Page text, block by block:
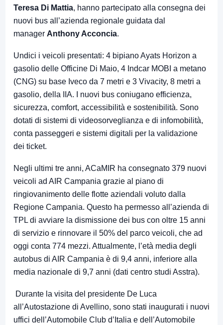
Teresa Di Mattia, hanno partecipato alla consegna dei
nuovi bus all’azienda regionale guidata dal
manager Anthony Acconcia.
Undici i veicoli presentati: 4 bipiano Ayats Horizon a
gasolio delle Officine Di Maio, 4 Indcar MOBI a metano
(CNG) su base Iveco da 7 metri e 3 Vivacity, 8 metri a
gasolio, della IIA. I nuovi bus coniugano efficienza,
sicurezza, comfort, accessibilità e sostenibilità. Sono
dotati di sistemi di videosorveglianza e di infomobilità,
conta passeggeri e sistemi digitali per la validazione
dei ticket.
Negli ultimi tre anni, ACaMIR ha consegnato 379 nuovi
veicoli ad AIR Campania grazie al piano di
ringiovanimento delle flotte aziendali voluto dalla
Regione Campania. Questo ha permesso all’azienda di
TPL di avviare la dismissione dei bus con oltre 15 anni
di servizio e rinnovare il 50% del parco veicoli, che ad
oggi conta 774 mezzi. Attualmente, l’età media degli
autobus di AIR Campania è di 9,4 anni, inferiore alla
media nazionale di 9,7 anni (dati centro studi Asstra).
Durante la visita del presidente De Luca
all’Autostazione di Avellino, sono stati inaugurati i nuovi
uffici dell’Automobile Club d’Italia e dell’Automobile